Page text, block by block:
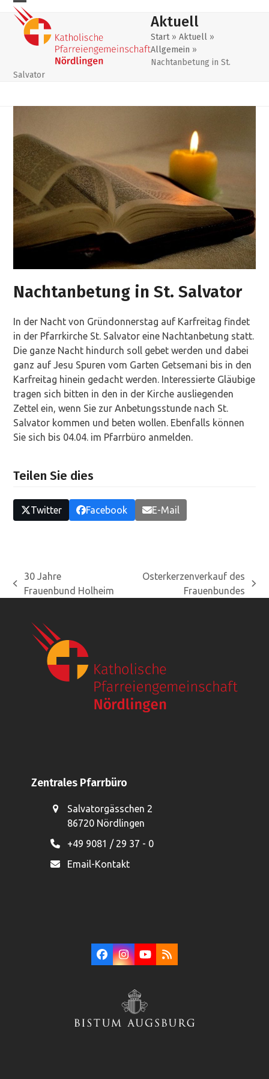
Skip
content
Mobiles
Menu
Mobiles
Menu
schließen
Aktuell
Start»Aktuell »
Allgemein »
Nachtanbetung in St.
Salvator
Nachtanbetung in St. Salvator
In der Nacht von Gründonnerstag auf Karfreitag findet
in der Pfarrkirche St. Salvator eine Nachtanbetung statt.
Die ganze Nacht hindurch soll gebet werden und dabei
ganz auf Jesu Spuren vom Garten Getsemani bis in den
Karfreitag hinein gedacht werden. Interessierte Gläubige
tragen sich bitten in den in der Kirche ausliegenden
Zettel ein, wenn Sie zur Anbetungsstunde nach St.
Salvator kommen und beten wollen. Ebenfalls können
Sie sich bis 04.04. im Pfarrbüro anmelden.
Teilen Sie dies
Twitter Facebook E-Mail
vorheriger
30 Jahre
Frauenbund Holheim
Osterkerzenverkauf des
Frauenbundes
Zentrales Pfarrbüro
Salvatorgässchen 2
86720 Nördlingen
+49 9081 / 29 37 - 0
Email-Kontakt
Facebook
Instagram
YouTube
RSS